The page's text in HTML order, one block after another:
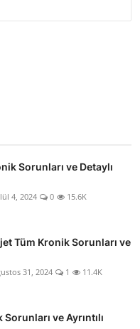
Sorunları ve Detaylı
4, 2024 0 15.6K
Tüm Kronik Sorunları ve
31, 2024 1 11.4K
ve Ayrıntılı